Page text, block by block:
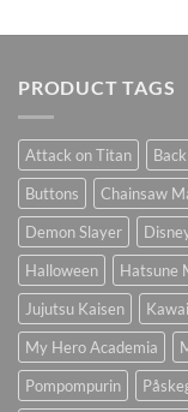
PRODUCT TAGS
Attack on Titan
Buttons
Chainsaw
Demon Slayer
Halloween
Hatsune
Jujutsu Kaisen
My Hero Academia
Pompompurin